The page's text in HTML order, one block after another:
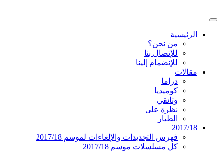
إلى
دليل التلفزيون العربي
موقع عربي متخصص في أخبار ومقالات حول
المسلسلات الأجنبية
القائمة
الرئيسيةالرئيسية
من نحن؟
للإتصال بنا
للإنضمام إلينا
مقالات
دراما
كوميديا
وثائقي
نظرة على
الطيار
2017/18
فهرس التجديدات والإلغاءات لموسم 2017/18
كل مسلسلات موسم 2017/18